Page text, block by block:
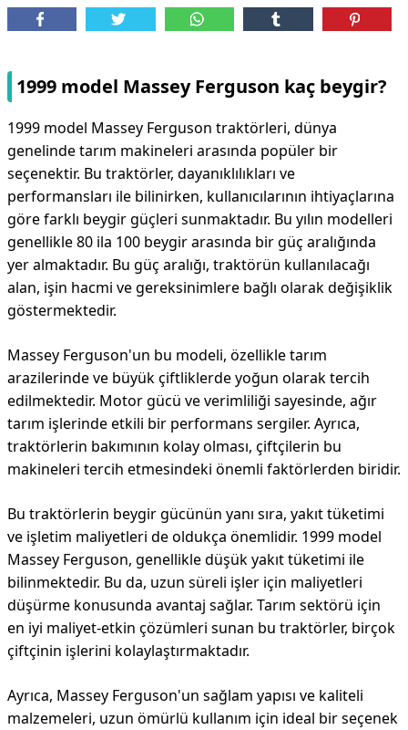
1999 model Massey Ferguson kaç beygir?
1999 model Massey Ferguson traktörleri, dünya
genelinde tarım makineleri arasında popüler bir
seçenektir. Bu traktörler, dayanıklılıkları ve
performansları ile bilinirken, kullanıcılarının ihtiyaçlarına
göre farklı beygir güçleri sunmaktadır. Bu yılın modelleri
genellikle 80 ila 100 beygir arasında bir güç aralığında
yer almaktadır. Bu güç aralığı, traktörün kullanılacağı
alan, işin hacmi ve gereksinimlere bağlı olarak değişiklik
göstermektedir.
Massey Ferguson'un bu modeli, özellikle tarım
arazilerinde ve büyük çiftliklerde yoğun olarak tercih
edilmektedir. Motor gücü ve verimliliği sayesinde, ağır
tarım işlerinde etkili bir performans sergiler. Ayrıca,
traktörlerin bakımının kolay olması, çiftçilerin bu
makineleri tercih etmesindeki önemli faktörlerden biridir.
Bu traktörlerin beygir gücünün yanı sıra, yakıt tüketimi
ve işletim maliyetleri de oldukça önemlidir. 1999 model
Massey Ferguson, genellikle düşük yakıt tüketimi ile
bilinmektedir. Bu da, uzun süreli işler için maliyetleri
düşürme konusunda avantaj sağlar. Tarım sektörü için
en iyi maliyet-etkin çözümleri sunan bu traktörler, birçok
çiftçinin işlerini kolaylaştırmaktadır.
Ayrıca, Massey Ferguson'un sağlam yapısı ve kaliteli
malzemeleri, uzun ömürlü kullanım için ideal bir seçenek